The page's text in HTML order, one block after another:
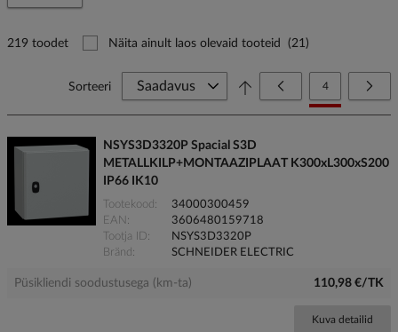
219 toodet Näita ainult laos olevaid tooteid (21)
Page You're currently
4
Sorteeri
NSYS3D3320P Spacial S3D
METALLKILP+MONTAAZIPLAAT K300xL300xS200
IP66 IK10
Tootekood
34000300459
EAN
3606480159718
Tootja ID
NSYS3D3320P
Bränd
SCHNEIDER ELECTRIC
Püsikliendi soodustusega (km-ta) 110,98 €/TK
Kuva detailid